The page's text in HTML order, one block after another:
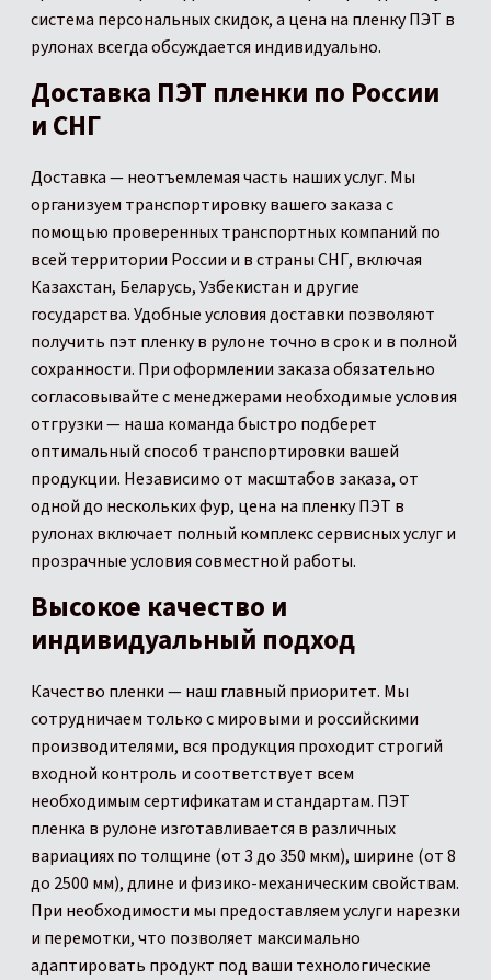
система персональных скидок, а цена на пленку ПЭТ в
рулонах всегда обсуждается индивидуально.
Доставка ПЭТ пленки по России
и СНГ
Доставка — неотъемлемая часть наших услуг. Мы
организуем транспортировку вашего заказа с
помощью проверенных транспортных компаний по
всей территории России и в страны СНГ, включая
Казахстан, Беларусь, Узбекистан и другие
государства. Удобные условия доставки позволяют
получить пэт пленку в рулоне точно в срок и в полной
сохранности. При оформлении заказа обязательно
согласовывайте с менеджерами необходимые условия
отгрузки — наша команда быстро подберет
оптимальный способ транспортировки вашей
продукции. Независимо от масштабов заказа, от
одной до нескольких фур, цена на пленку ПЭТ в
рулонах включает полный комплекс сервисных услуг и
прозрачные условия совместной работы.
Высокое качество и
индивидуальный подход
Качество пленки — наш главный приоритет. Мы
сотрудничаем только с мировыми и российскими
производителями, вся продукция проходит строгий
входной контроль и соответствует всем
необходимым сертификатам и стандартам. ПЭТ
пленка в рулоне изготавливается в различных
вариациях по толщине (от 3 до 350 мкм), ширине (от 8
до 2500 мм), длине и физико-механическим свойствам.
При необходимости мы предоставляем услуги нарезки
и перемотки, что позволяет максимально
адаптировать продукт под ваши технологические